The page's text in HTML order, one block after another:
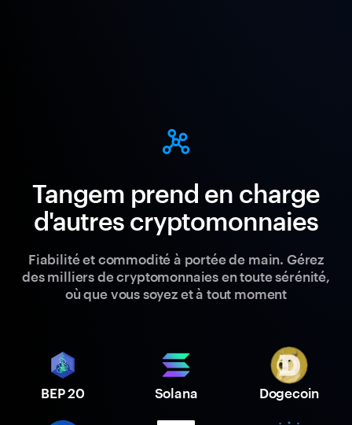
Tangem prend en charge
d'autres cryptomonnaies
Fiabilité et commodité à portée de main. Gérez
des milliers de cryptomonnaies en toute sérénité,
où que vous soyez et à tout moment
BEP 20 Solana Dogecoin